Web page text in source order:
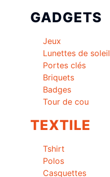
GADGETS
Jeux
Lunettes de soleil
Portes clés
Briquets
Badges
Tour de cou
TEXTILE
Tshirt
Polos
Casquettes